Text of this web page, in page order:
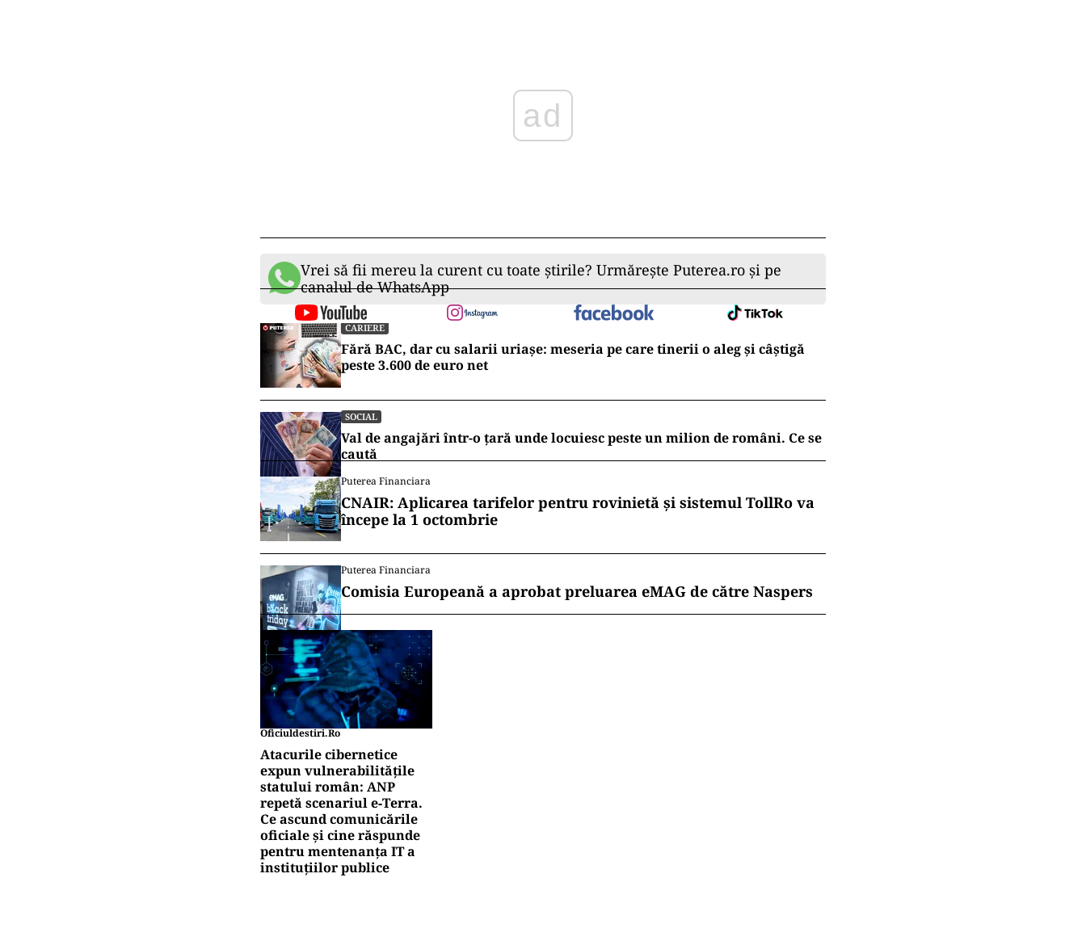
Vrei să fii mereu la curent cu toate știrile? Urmărește Puterea.ro și pe
canalul de WhatsApp
CARIERE
Fără BAC, dar cu salarii uriașe: meseria pe care tinerii o aleg și câștigă
peste 3.600 de euro net
SOCIAL
Val de angajări într-o ţară unde locuiesc peste un milion de români. Ce se
caută
Puterea Financiara
CNAIR: Aplicarea tarifelor pentru rovinietă și sistemul TollRo va
începe la 1 octombrie
Puterea Financiara
Comisia Europeană a aprobat preluarea eMAG de către Naspers
Oficiuldestiri.ro
Atacurile cibernetice
expun vulnerabilitățile
statului român: ANP
repetă scenariul e‑Terra.
Ce ascund comunicările
oficiale și cine răspunde
pentru mentenanța IT a
instituțiilor publice